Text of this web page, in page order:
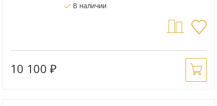
В наличии
10 100 ₽